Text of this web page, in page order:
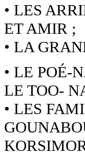
• LES
ET AMIR ;
• LA
• LE POÉ-
LE TOO-
• LES